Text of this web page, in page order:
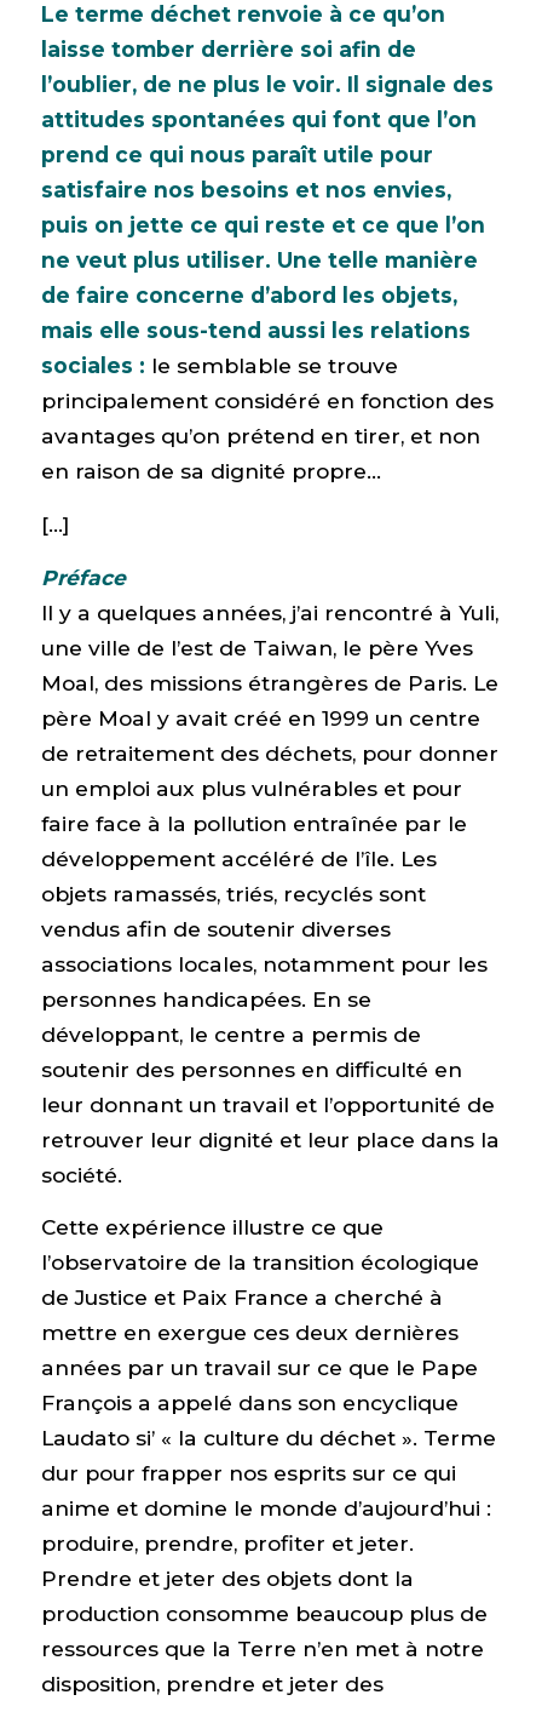
Le terme déchet renvoie à ce qu’on
laisse tomber derrière soi afin de
l’oublier, de ne plus le voir. Il signale des
attitudes spontanées qui font que l’on
prend ce qui nous paraît utile pour
satisfaire nos besoins et nos envies,
puis on jette ce qui reste et ce que l’on
ne veut plus utiliser. Une telle manière
de faire concerne d’abord les objets,
mais elle sous-tend aussi les relations
sociales : le semblable se trouve
principalement considéré en fonction des
avantages qu’on prétend en tirer, et non
en raison de sa dignité propre…
[…]
Préface
Il y a quelques années, j’ai rencontré à Yuli,
une ville de l’est de Taiwan, le père Yves
Moal, des missions étrangères de Paris. Le
père Moal y avait créé en 1999 un centre
de retraitement des déchets, pour donner
un emploi aux plus vulnérables et pour
faire face à la pollution entraînée par le
développement accéléré de l’île. Les
objets ramassés, triés, recyclés sont
vendus afin de soutenir diverses
associations locales, notamment pour les
personnes handicapées. En se
développant, le centre a permis de
soutenir des personnes en difficulté en
leur donnant un travail et l’opportunité de
retrouver leur dignité et leur place dans la
société.
Cette expérience illustre ce que
l’observatoire de la transition écologique
de Justice et Paix France a cherché à
mettre en exergue ces deux dernières
années par un travail sur ce que le Pape
François a appelé dans son encyclique
Laudato si’ « la culture du déchet ». Terme
dur pour frapper nos esprits sur ce qui
anime et domine le monde d’aujourd’hui :
produire, prendre, profiter et jeter.
Prendre et jeter des objets dont la
production consomme beaucoup plus de
ressources que la Terre n’en met à notre
disposition, prendre et jeter des